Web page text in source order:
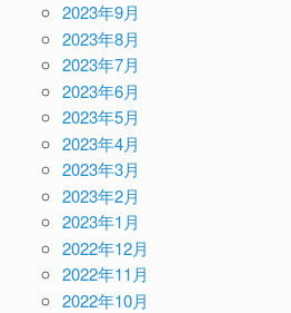
2023年9月
2023年8月
2023年7月
2023年6月
2023年5月
2023年4月
2023年3月
2023年2月
2023年1月
2022年12月
2022年11月
2022年10月